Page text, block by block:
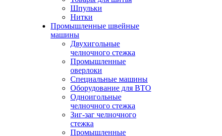
Шпульки
Нитки
Промышленные швейные
машины
Двухигольные
челночного стежка
Промышленные
оверлоки
Специальные машины
Оборудование для ВТО
Одноигольные
челночного стежка
Зиг-заг челночного
стежка
Промышленные